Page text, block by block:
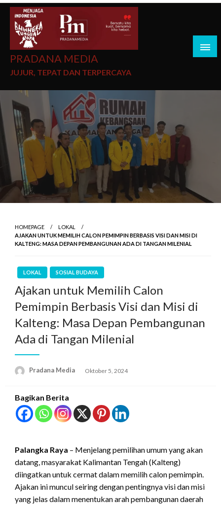
PRADANA MEDIA
JUJUR, TEPAT DAN TERPERCAYA
HOMEPAGE
LOKAL
AJAKAN UNTUK MEMILIH CALON PEMIMPIN BERBASIS VISI DAN MISI DI
KALTENG: MASA DEPAN PEMBANGUNAN ADA DI TANGAN MILENIAL
LOKAL SOSIAL BUDAYA
Ajakan untuk Memilih Calon
Pemimpin Berbasis Visi dan Misi di
Kalteng: Masa Depan Pembangunan
Ada di Tangan Milenial
Pradana Media Oktober 5, 2024
Bagikan Berita
Palangka Raya – Menjelang pemilihan umum yang akan
datang, masyarakat Kalimantan Tengah (Kalteng)
diingatkan untuk cermat dalam memilih calon pemimpin.
Ajakan ini muncul seiring dengan pentingnya visi dan misi
yang jelas dalam menentukan arah pembangunan daerah